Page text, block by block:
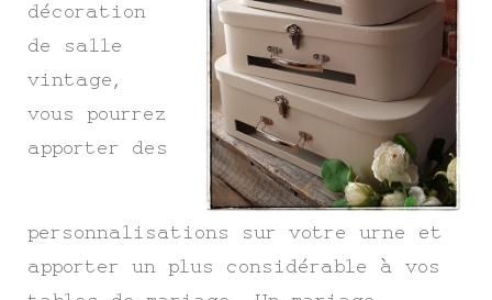
décoration
de salle
vintage,
vous pourrez
apporter des
personnalisations sur votre urne et
apporter un plus considérable à vos